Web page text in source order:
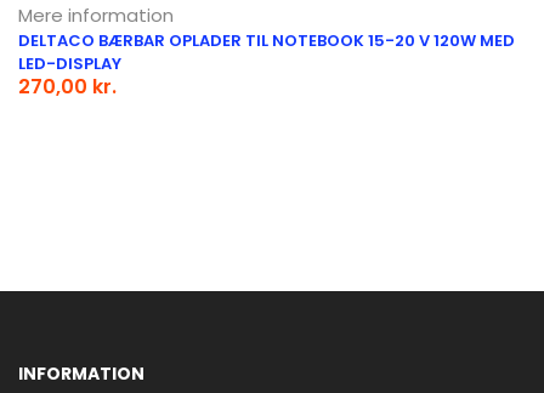
Mere information
DELTACO BÆRBAR OPLADER TIL NOTEBOOK 15-20 V 120W MED
LED-DISPLAY
270,00 kr.
INFORMATION